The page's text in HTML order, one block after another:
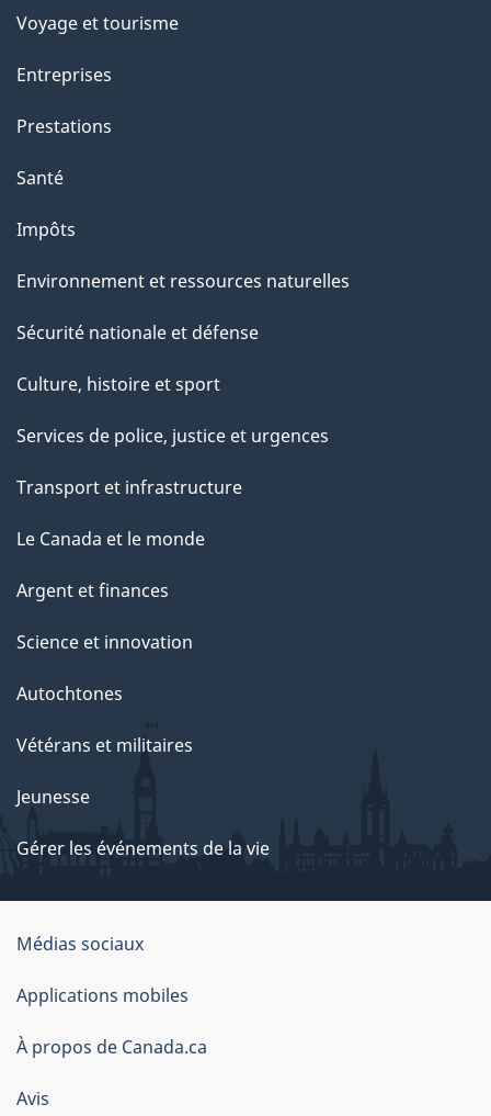
Voyage et tourisme
Entreprises
Prestations
Santé
Impôts
Environnement et ressources naturelles
Sécurité nationale et défense
Culture, histoire et sport
Services de police, justice et urgences
Transport et infrastructure
Le Canada et le monde
Argent et finances
Science et innovation
Autochtones
Vétérans et militaires
Jeunesse
Gérer les événements de la vie
Organisation
du
gouvernement
du
Canada
Médias sociaux
Applications mobiles
À propos de Canada.ca
Avis